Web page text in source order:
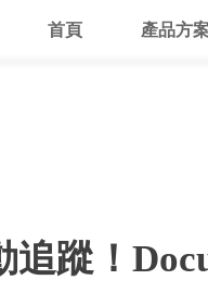
首頁 產品方
Nextcloud
追蹤！